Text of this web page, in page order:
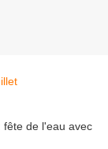
fête de l'eau avec